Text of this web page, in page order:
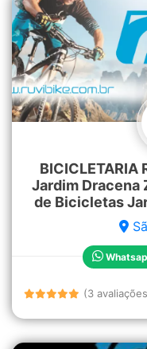
BICICLETARIA
Jardim Dracena
de Bicicletas
(3